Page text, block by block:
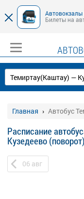
Автовокзалы
Билеты на
Главная Автобус
Расписание
Кузедеево (поворот)
06 авг